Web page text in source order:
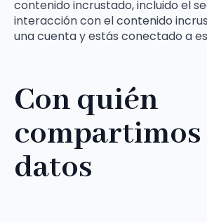
contenido incrustado, incluido el
interacción con el contenido
una cuenta y estás conectado a
Con quién
datos